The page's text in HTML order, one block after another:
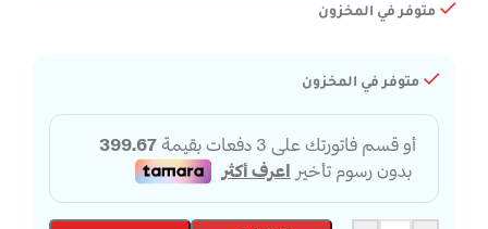
متوفر في المخزون
متوفر في المخزون